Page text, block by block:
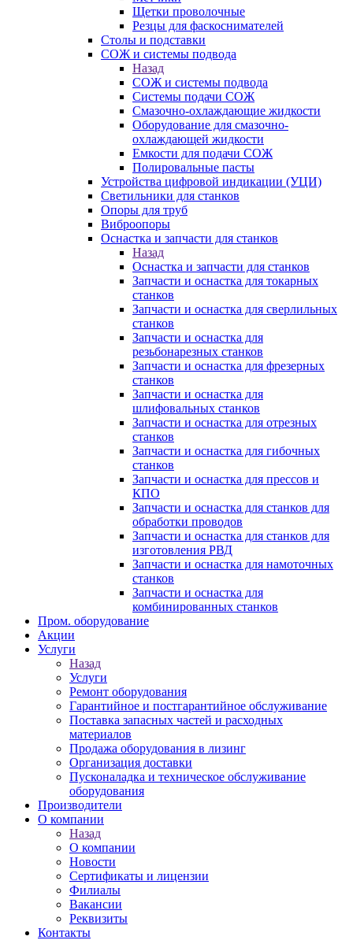
Щетки проволочные
Резцы для фаскоснимателей
Столы и подставки
СОЖ и системы подвода
Назад
СОЖ и системы подвода
Системы подачи СОЖ
Смазочно-охлаждающие жидкости
Оборудование для смазочно-
охлаждающей жидкости
Емкости для подачи СОЖ
Полировальные пасты
Устройства цифровой индикации (УЦИ)
Светильники для станков
Опоры для труб
Виброопоры
Оснастка и запчасти для станков
Назад
Оснастка и запчасти для станков
Запчасти и оснастка для токарных
станков
Запчасти и оснастка для сверлильных
станков
Запчасти и оснастка для
резьбонарезных станков
Запчасти и оснастка для фрезерных
станков
Запчасти и оснастка для
шлифовальных станков
Запчасти и оснастка для отрезных
станков
Запчасти и оснастка для гибочных
станков
Запчасти и оснастка для прессов и
КПО
Запчасти и оснастка для станков для
обработки проводов
Запчасти и оснастка для станков для
изготовления РВД
Запчасти и оснастка для намоточных
станков
Запчасти и оснастка для
комбинированных станков
Пром. оборудование
Акции
Услуги
Назад
Услуги
Ремонт оборудования
Гарантийное и постгарантийное обслуживание
Поставка запасных частей и расходных
материалов
Продажа оборудования в лизинг
Организация доставки
Пусконаладка и техническое обслуживание
оборудования
Производители
О компании
Назад
О компании
Новости
Сертификаты и лицензии
Филиалы
Вакансии
Реквизиты
Контакты